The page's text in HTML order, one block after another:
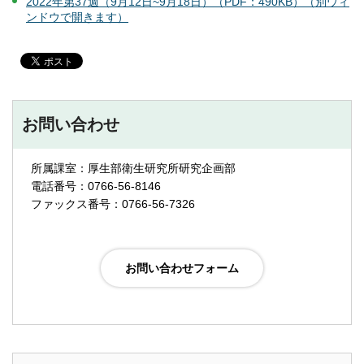
ンドウで開きます）
お問い合わせ
所属課室：厚生部衛生研究所研究企画部
電話番号：0766-56-8146
ファックス番号：0766-56-7326